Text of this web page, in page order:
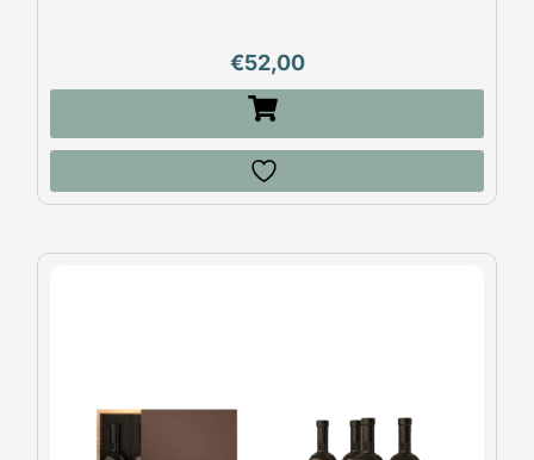
€52,00